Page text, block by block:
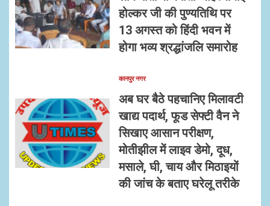
होल्कर जी की पुण्यतिथि पर
13 अगस्त को हिंदी भवन में
होगा भव्य श्रद्धांजलि समारोह
कानपुर नगर
अब घर बैठे पहचानिए मिलावटी
खाद्य पदार्थ, फूड सेफ्टी वैन ने
सिखाए आसान परीक्षण,
मोतीझील में लाइव डेमो, दूध,
मसाले, घी, चाय और मिठाइयों
की जांच के बताए घरेलू तरीके